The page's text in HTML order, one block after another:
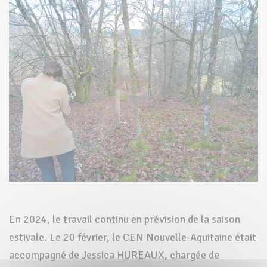
En 2024, le travail continu en prévision de la saison
estivale. Le 20 février, le CEN Nouvelle-Aquitaine était
accompagné de Jessica HUREAUX, chargée de